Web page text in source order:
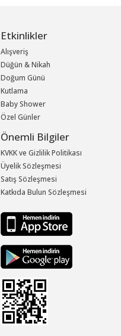
Etkinlikler
Alışveriş
Düğün & Nikah
Doğum Günü
Kutlama
Baby Shower
Özel Günler
Önemli Bilgiler
KVKK ve Gizlilik Politikası
Üyelik Sözleşmesi
Satış Sözleşmesi
Katkıda Bulun Sözleşmesi